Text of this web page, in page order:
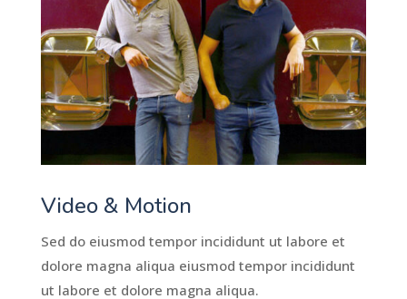
Video & Motion
Sed do eiusmod tempor incididunt ut labore et
dolore magna aliqua eiusmod tempor incididunt
ut labore et dolore magna aliqua.